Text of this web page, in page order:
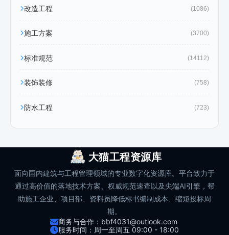
改造工程 (1086)
施工方案 (3700)
标准规范 (14112)
装饰装修 (758)
防水工程 (723)
大猫工程资源库
面向国内建筑与工程管理领域的专业数字化资源库。平台致力于
通过高价值的落地技术方案、权威规范速查以及尖端AI引擎，帮
助施工企业、项目部、资料员降低标书编制成本、缩短投标周
期。
商务与合作：bbf4031@outlook.com
服务时间：周一至周五 09:00 - 18:00